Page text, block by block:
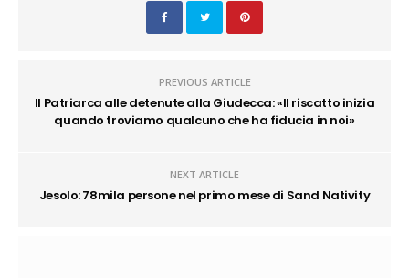
PREVIOUS ARTICLE
Il Patriarca alle detenute alla Giudecca: «Il riscatto inizia
quando troviamo qualcuno che ha fiducia in noi»
NEXT ARTICLE
Jesolo: 78mila persone nel primo mese di Sand Nativity